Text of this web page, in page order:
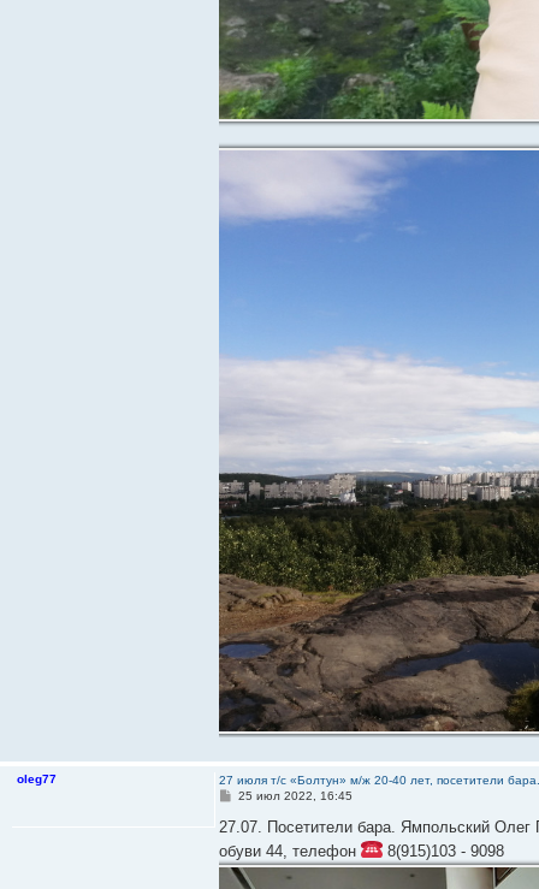
oleg77
27 июля т/с «Болтун» м/ж 20-40 лет, посетители
С
о
щ
е
н
25 июл 2022, 16:45
27.07. Посетители бара. Ямпольский
обуви 44, телефон
8(915)103 - 9098